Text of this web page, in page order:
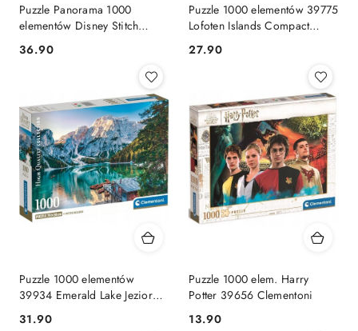
Puzzle Panorama 1000
elementów Disney Stitch
Panoramiczne
Cena:
36.90
Puzzle 1000 elementów 39775
Lofoten Islands Compact
Cena:
27.90
Puzzle 1000 elementów
39934 Emerald Lake Jezioro
Braies Clementoni
Cena:
31.90
Puzzle 1000 elem. Harry
Potter 39656 Clementoni
Cena:
13.90